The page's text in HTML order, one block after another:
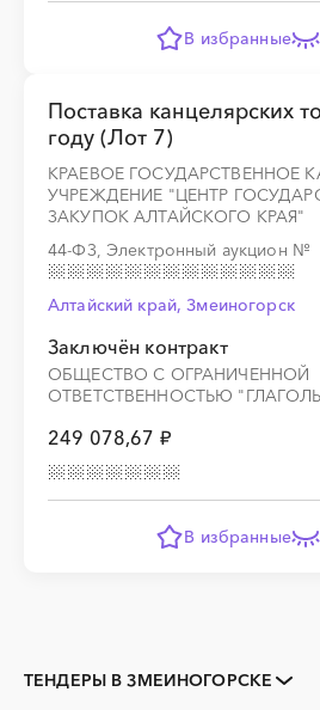
В избранные
Поставка канцелярских
году (Лот 7)
КРАЕВОЕ ГОСУДАРСТВЕННОЕ
УЧРЕЖДЕНИЕ "ЦЕНТР
ЗАКУПОК АЛТАЙСКОГО КРАЯ"
44-ФЗ, Электронный аукцион №
Алтайский край, Змеиногорск
Заключён контракт
ОБЩЕСТВО С ОГРАНИЧЕННОЙ
ОТВЕТСТВЕННОСТЬЮ
249 078,67 ₽
В избранные
ТЕНДЕРЫ В ЗМЕИНОГОРСКЕ